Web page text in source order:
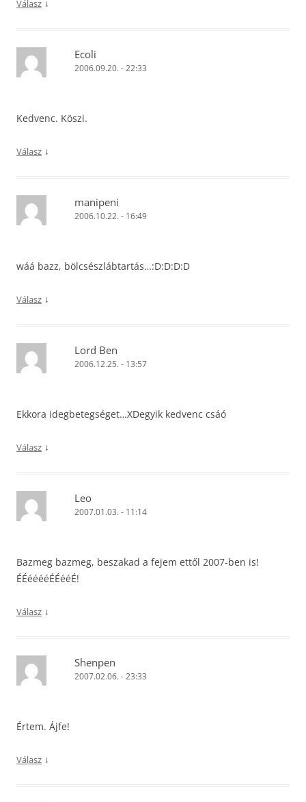
Válasz ↓
Ecoli
2006.09.20. - 22:33
Kedvenc. Köszi.
Válasz ↓
manipeni
2006.10.22. - 16:49
wáá bazz, bölcsészlábtartás…:D:D:D:D
Válasz ↓
Lord Ben
2006.12.25. - 13:57
Ekkora idegbetegséget…XDegyik kedvenc csáó
Válasz ↓
Leo
2007.01.03. - 11:14
Bazmeg bazmeg, beszakad a fejem ettől 2007-ben is!
ÉÉééééÉÉééÉ!
Válasz ↓
Shenpen
2007.02.06. - 23:33
Értem. Ájfe!
Válasz ↓